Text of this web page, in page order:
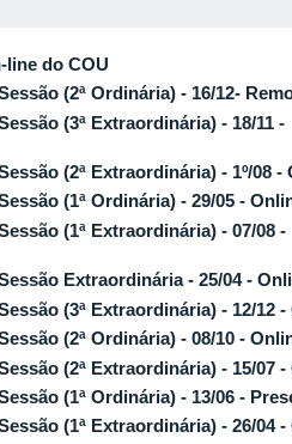
line do COU
(2ª Ordinária) - 16/12-
(3ª Extraordinária) - 18/11 -
(2ª Extraordinária) - 1º/08 -
(1ª Ordinária) - 29/05 -
(1ª Extraordinária) - 07/08 -
Extraordinária - 25/04 -
(3ª Extraordinária) - 12/12
(2ª Ordinária) - 08/10 -
(2ª Extraordinária) - 15/07
(1ª Ordinária) - 13/06 -
(1ª Extraordinária) - 26/04